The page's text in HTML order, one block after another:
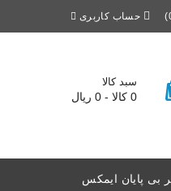
حساب کاربری
سبد کالا
0 کالا - 0 ریال
بی پایان ایمکس